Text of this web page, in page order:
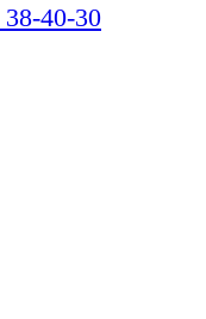
38-40-30